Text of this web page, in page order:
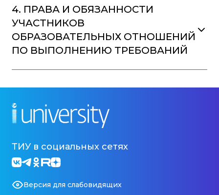
4. ПРАВА И ОБЯЗАННОСТИ
УЧАСТНИКОВ
ОБРАЗОВАТЕЛЬНЫХ ОТНОШЕНИЙ
ПО ВЫПОЛНЕНИЮ ТРЕБОВАНИЙ
ТИУ в социальных сетях
Версия для слабовидящих